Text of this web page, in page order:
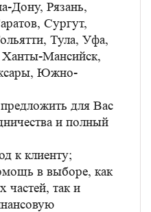
Дону, Рязань,
Сургут,
Тула, Уфа,
Ханты-Мансийск,
Южно-
для Вас
и полный
к клиенту;
в выборе, как
частей, так и